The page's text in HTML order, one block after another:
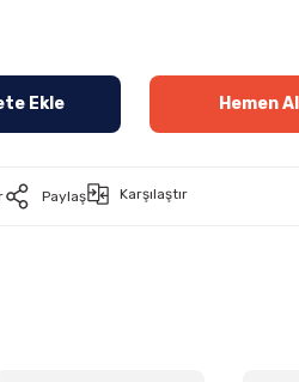
Ekle Hemen Al
Paylaş Karşılaştır